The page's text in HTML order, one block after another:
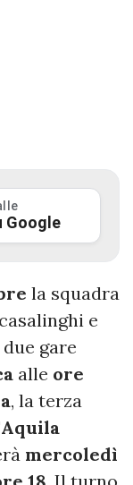
Google
la squadra
e
gare
alle ore
, la terza
Aquila
mercoledì